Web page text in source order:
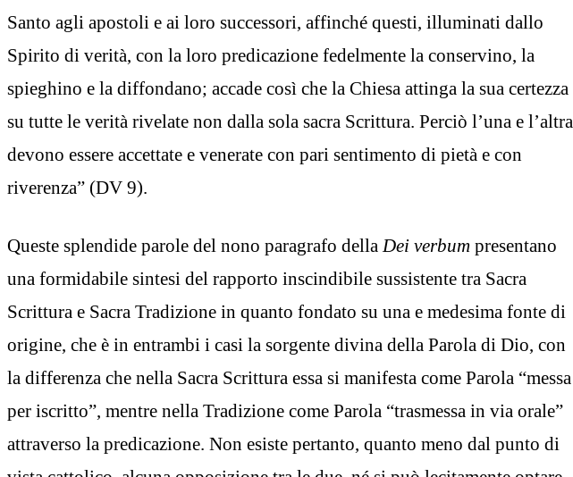
Santo agli apostoli e ai loro successori, affinché questi, illuminati dallo
Spirito di verità, con la loro predicazione fedelmente la conservino, la
spieghino e la diffondano; accade così che la Chiesa attinga la sua certezza
su tutte le verità rivelate non dalla sola sacra Scrittura. Perciò l’una e l’altra
devono essere accettate e venerate con pari sentimento di pietà e con
riverenza” (DV 9).
Queste splendide parole del nono paragrafo della Dei verbum presentano
una formidabile sintesi del rapporto inscindibile sussistente tra Sacra
Scrittura e Sacra Tradizione in quanto fondato su una e medesima fonte di
origine, che è in entrambi i casi la sorgente divina della Parola di Dio, con
la differenza che nella Sacra Scrittura essa si manifesta come Parola “messa
per iscritto”, mentre nella Tradizione come Parola “trasmessa in via orale”
attraverso la predicazione. Non esiste pertanto, quanto meno dal punto di